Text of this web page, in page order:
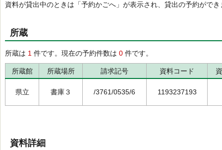
資料が貸出中のときは「予約かごへ」が表示され、貸出の予約ができ
所蔵
所蔵は 1 件です。現在の予約件数は 0 件です。
所蔵館 所蔵場所 請求記号 資料コード
県立 書庫３ /3761/0535/6 1193237193
資料詳細